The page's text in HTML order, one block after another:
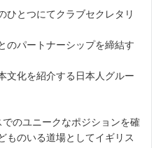
ひとつにてクラブセクレタリ
のパートナーシップを締結す
文化を紹介する日本人グルー
のユニークなポジションを確
ものいる道場としてイギリス